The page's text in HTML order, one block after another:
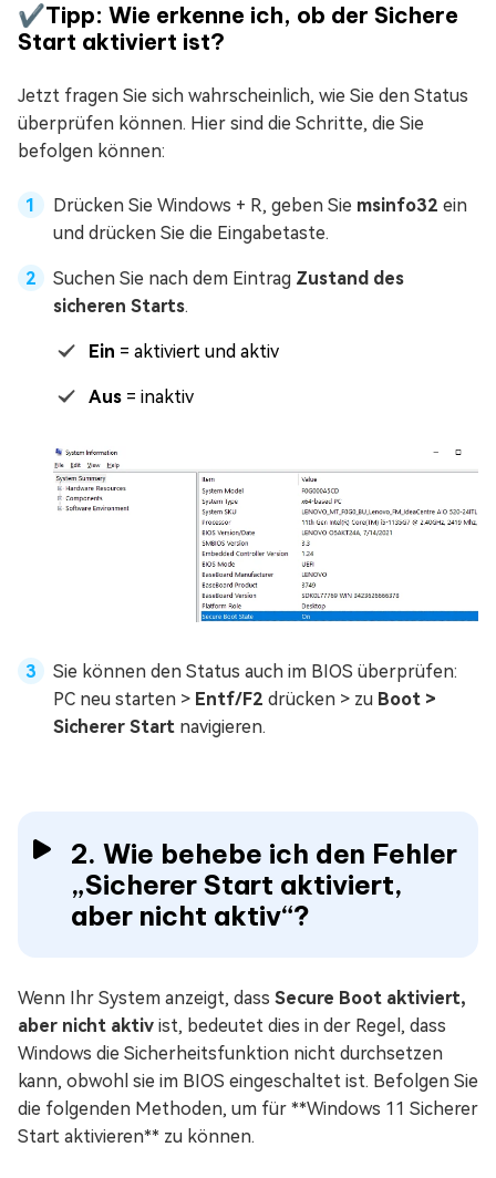
✔Tipp: Wie erkenne ich, ob der Sichere
Start aktiviert ist?
Jetzt fragen Sie sich wahrscheinlich, wie Sie den Status
überprüfen können. Hier sind die Schritte, die Sie
befolgen können:
Drücken Sie Windows + R, geben Sie msinfo32 ein
und drücken Sie die Eingabetaste.
Suchen Sie nach dem Eintrag Zustand des
sicheren Starts.
Ein = aktiviert und aktiv
Aus = inaktiv
Sie können den Status auch im BIOS überprüfen:
PC neu starten > Entf/F2 drücken > zu Boot >
Sicherer Start navigieren.
2. Wie behebe ich den Fehler
„Sicherer Start aktiviert,
aber nicht aktiv“?
Wenn Ihr System anzeigt, dass Secure Boot aktiviert,
aber nicht aktiv ist, bedeutet dies in der Regel, dass
Windows die Sicherheitsfunktion nicht durchsetzen
kann, obwohl sie im BIOS eingeschaltet ist. Befolgen Sie
die folgenden Methoden, um für **Windows 11 Sicherer
Start aktivieren** zu können.